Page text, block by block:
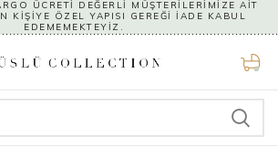
ÜCRETİ DEĞERLİ MÜŞTERİLERİMİZE AİT
KİŞİYE ÖZEL YAPISI GEREĞİ İADE KABUL
EDEMEMEKTEYİZ.
0